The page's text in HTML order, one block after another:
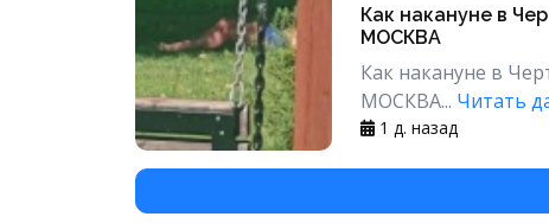
Как накануне в
МОСКВА
Как накануне в
МОСКВА... Читать
1 д. назад